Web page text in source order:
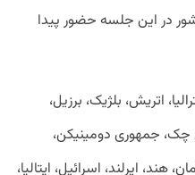
در این جلسه حضور پیدا
اتریش، بلژیک، برزیل،
چک، جمهوری دومینیکن،
هند، ایرلند، اسرائیل، ایتالیا،